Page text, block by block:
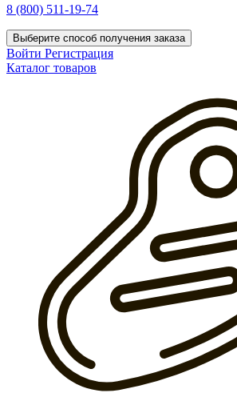
8 (800) 511-19-74
Выберите способ получения заказа
Войти Регистрация
Каталог товаров